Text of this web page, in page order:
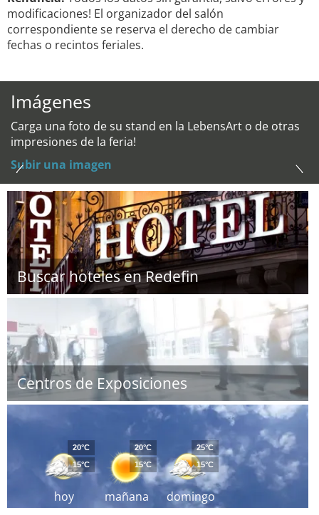
modificaciones! El organizador del salón
correspondiente se reserva el derecho de cambiar
fechas o recintos feriales.
Imágenes
Carga una foto de su stand en la LebensArt o de otras
impresiones de la feria!
Subir una imagen
Buscar hoteles en Redefin
Centros de Exposiciones
hoy
20°C
15°C
mañana
20°C
15°C
domingo
25°C
15°C